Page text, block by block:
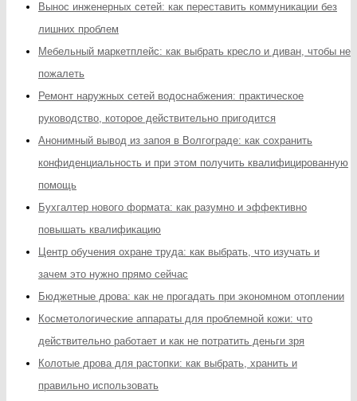
Вынос инженерных сетей: как переставить коммуникации без
лишних проблем
Мебельный маркетплейс: как выбрать кресло и диван, чтобы не
пожалеть
Ремонт наружных сетей водоснабжения: практическое
руководство, которое действительно пригодится
Анонимный вывод из запоя в Волгограде: как сохранить
конфиденциальность и при этом получить квалифицированную
помощь
Бухгалтер нового формата: как разумно и эффективно
повышать квалификацию
Центр обучения охране труда: как выбрать, что изучать и
зачем это нужно прямо сейчас
Бюджетные дрова: как не прогадать при экономном отоплении
Косметологические аппараты для проблемной кожи: что
действительно работает и как не потратить деньги зря
Колотые дрова для растопки: как выбрать, хранить и
правильно использовать